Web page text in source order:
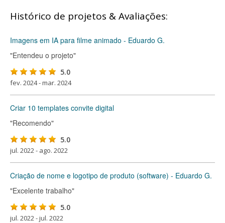
Histórico de projetos & Avaliações:
Imagens em IA para filme animado - Eduardo G.
"Entendeu o projeto"
5.0
fev. 2024 - mar. 2024
Criar 10 templates convite digital
"Recomendo"
5.0
jul. 2022 - ago. 2022
Criação de nome e logotipo de produto (software) - Eduardo G.
"Excelente trabalho"
5.0
jul. 2022 - jul. 2022